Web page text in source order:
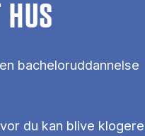
bacheloruddannelse
du kan blive klogere